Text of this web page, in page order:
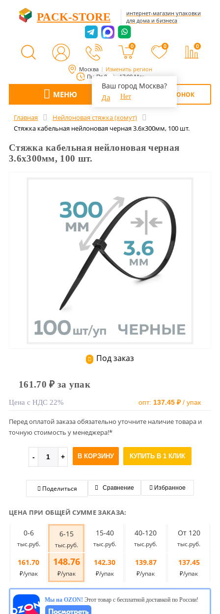
Москва Изменить регион
Ваш город Москва?
Да
Нет
Пн-Пт 8:00 - 17:00 Мск
PACK-STORE
интернет-магазин упаковки
для дома и бизнеса
0 0 0
МЕНЮ ОБРАТНЫЙ ЗВОНОК
Главная
Нейлоновая стяжка (хомут)
Стяжка кабельная нейлоновая черная 3.6х300мм, 100 шт.
Стяжка кабельная нейлоновая черная
3.6х300мм, 100 шт.
Под заказ
161.70 ₽ за упак
Цена с НДС 22% опт: 137.45 ₽/ упак
Перед оплатой заказа обязательно уточните наличие товара и
точную стоимость у менеджера!*
В КОРЗИНУ КУПИТЬ В 1 КЛИК
Поделиться Сравнение Избранное
ЦЕНА ПРИ ОБЩЕЙ СУММЕ ЗАКАЗА:
0-6
тыс.руб.
6-15
тыс.руб.
15-40
тыс.руб.
40-120
тыс.руб.
От 120
тыс.руб.
161.70
₽/упак
148.76
₽/упак
142.30
₽/упак
139.87
₽/упак
137.45
₽/упак
Мы на OZON! Этот товар с бесплатной доставкой по России!